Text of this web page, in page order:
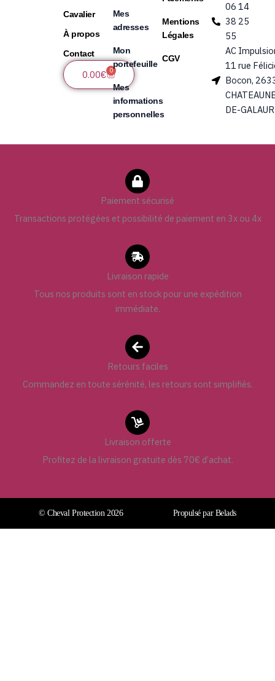
Cavalier
À propos
Contact
0.00€ 0
Panier
Mes
adresses
Mon
portefeuille
Mes
informations
personnelles
Mentions
Légales
CGV
06 14
38 25
55
AC
11 rue
Bocon,
DE-
Paiement sécurisé
Transactions protégées et possibilité de paiement en 3x ou 4x
Livraison rapide
Tous nos produits sont en stock pour une expédition
immédiate.
Retours faciles
Commandez en toute sérénité, les retours sont simplifiés.
Livraison offerte
Profitez de la livraison gratuite dès 70€ d’achat.
© Cheval Protection 2026 Propulsé par Belads